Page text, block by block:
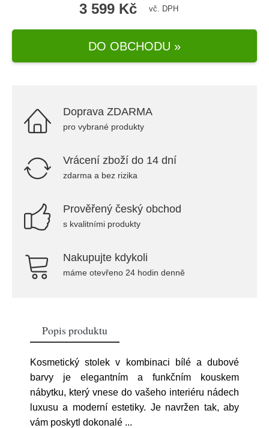
3 599 Kč vč. DPH
DO OBCHODU »
Doprava ZDARMA
pro vybrané produkty
Vrácení zboží do 14 dní
zdarma a bez rizika
Prověřený český obchod
s kvalitními produkty
Nakupujte kdykoli
máme otevřeno 24 hodin denně
Popis produktu
Kosmetický stolek v kombinaci bílé a dubové
barvy je elegantním a funkčním kouskem
nábytku, který vnese do vašeho interiéru nádech
luxusu a moderní estetiky. Je navržen tak, aby
vám poskytl dokonalé ...